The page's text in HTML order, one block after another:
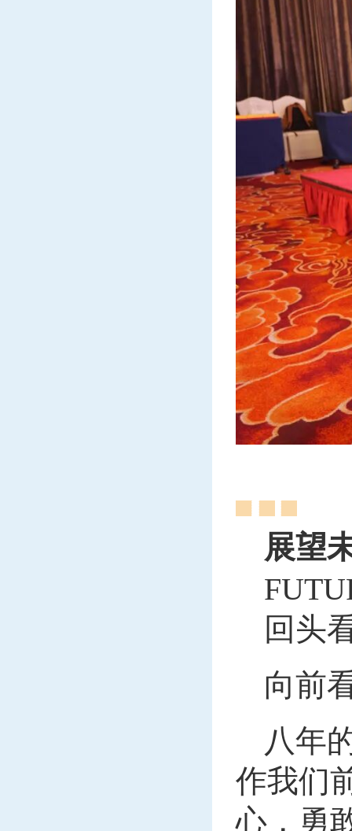
展望
回头
向前
八年
作我们
心，勇